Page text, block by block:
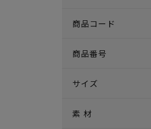
商品コード
商品番号
サイズ
素 材